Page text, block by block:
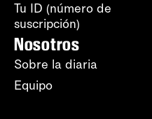
Tu ID (número de
suscripción)
Nosotros
Sobre la diaria
Equipo